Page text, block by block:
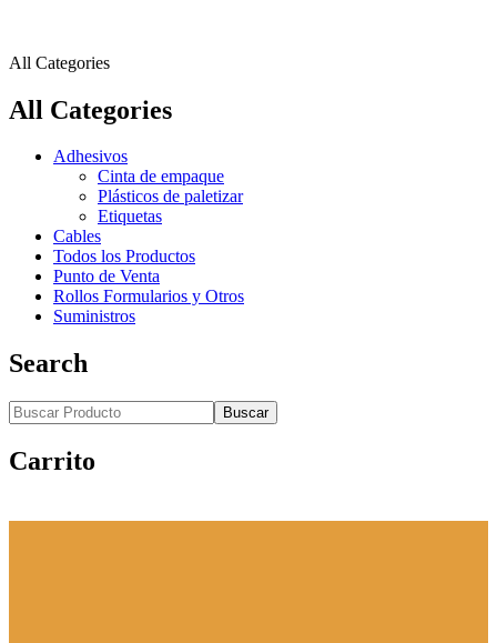
All Categories
All Categories
Adhesivos
Cinta de empaque
Plásticos de paletizar
Etiquetas
Cables
Todos los Productos
Punto de Venta
Rollos Formularios y Otros
Suministros
Search
Buscar
Carrito